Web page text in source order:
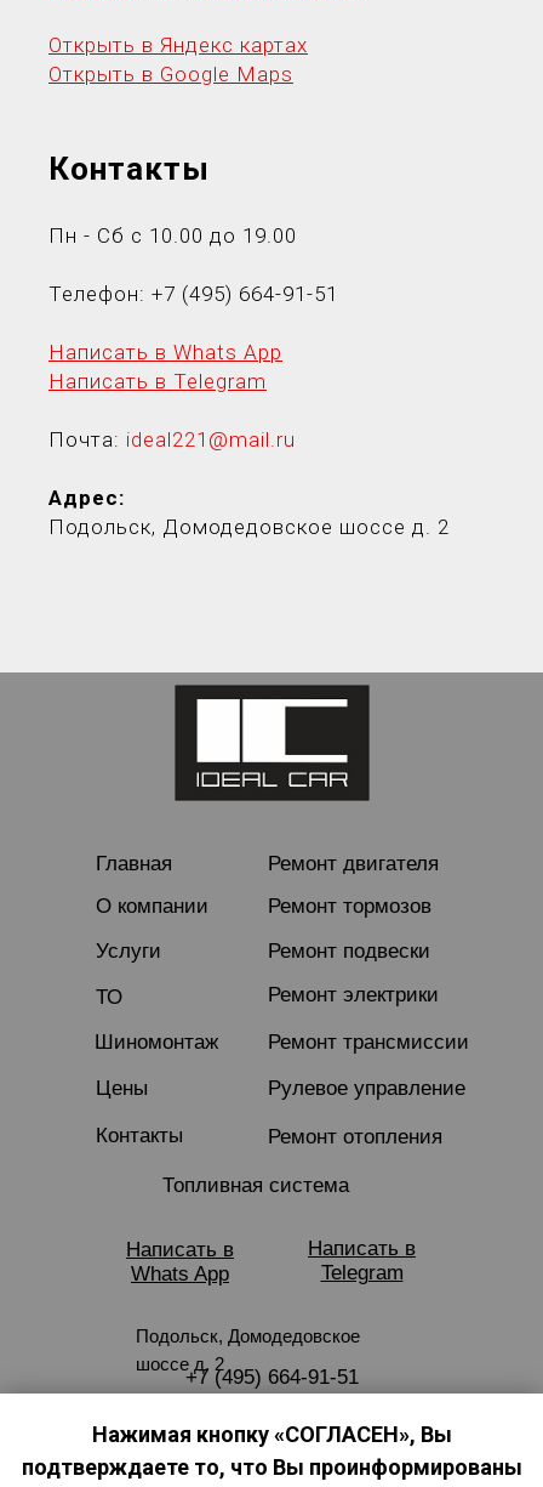
Нажимая кнопку «СОГЛАСЕН», Вы
подтверждаете то, что Вы проинформированы
Открыть в Яндекс картах
Открыть в Google Maps
Контакты
Пн - Сб с 10.00 до 19.00
Телефон: +7 (495) 664-91-51
Написать в Whats App
Написать в Telegram
Почта: ideal221@mail.ru
Адрес:
Подольск, Домодедовское шоссе д. 2
Ремонт подвески
Ремонт электрики
+7 (495) 664-91-51
© 2025 Идеальный автомобиль. Все права защищены
Ремонт трансмиссии
Главная
Контакты
Услуги
О компании
Цены
Подольск, Домодедовское
шоссе д. 2
Ремонт двигателя
Ремонт тормозов
ТО
Топливная система
Шиномонтаж
Ремонт отопления
Рулевое управление
Написать в
Whats App
Написать в
Telegram